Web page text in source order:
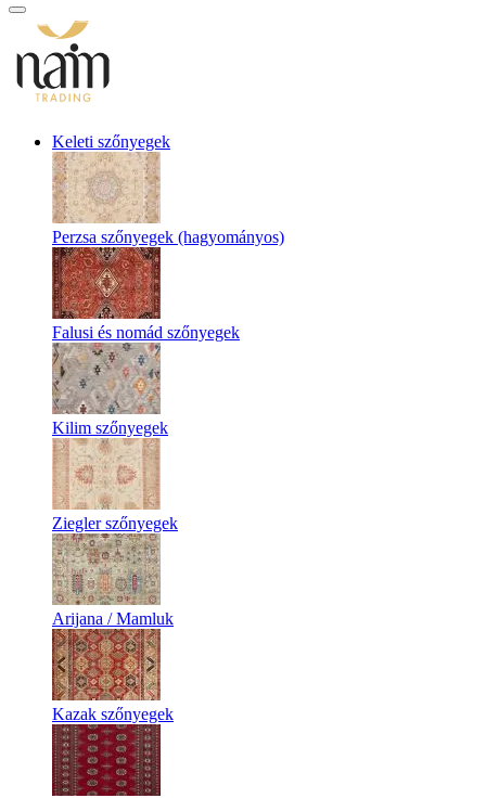
Keleti szőnyegek
Perzsa szőnyegek (hagyományos)
Falusi és nomád szőnyegek
Kilim szőnyegek
Ziegler szőnyegek
Arijana / Mamluk
Kazak szőnyegek